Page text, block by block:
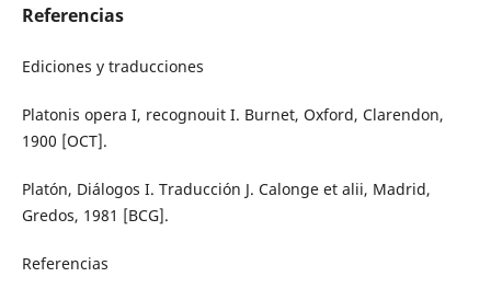
Referencias
Ediciones y traducciones
Platonis opera I, recognouit I. Burnet, Oxford, Clarendon,
1900 [OCT].
Platón, Diálogos I. Traducción J. Calonge et alii, Madrid,
Gredos, 1981 [BCG].
Referencias